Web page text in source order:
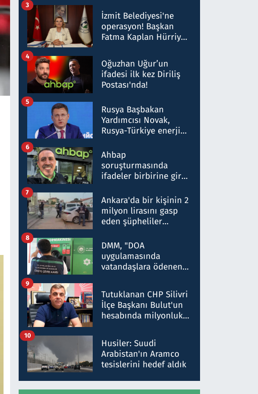
Milyar liralık para
trafiği tespit edildi
İzmit Belediyesi'ne
operasyon! Başkan
Fatma Kaplan Hürriyet
3
Oğuzhan Uğur’un
ifadesi ilk kez Diriliş
Postası'nda!
4
Rusya Başbakan
Yardımcısı Novak,
Rusya-Türkiye enerji
nitelikte olduğunu
belirtti
5
Ahbap
soruşturmasında
ifadeler birbirine girdi:
ifadelerinden ortaya
çıkan tablo şok etti
6
Ankara'da bir kişinin 2
milyon lirasını gasp
eden şüpheliler
7
DMM, "DOA
uygulamasında
vatandaşlara ödenen
düşürüldüğü" iddiasını
yalanladı
8
Tutuklanan CHP Silivri
İlçe Başkanı Bulut'un
hesabında milyonluk
talimat verdi, ben
gönderdim
9
Husiler: Suudi
Arabistan'ın Aramco
tesislerini hedef aldık
10